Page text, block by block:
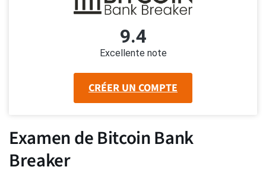
9.4
Excellente note
CRÉER UN COMPTE
Examen de Bitcoin Bank
Breaker